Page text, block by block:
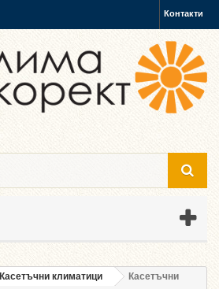
Контакти
Касетъчни климатици
Касетъчни